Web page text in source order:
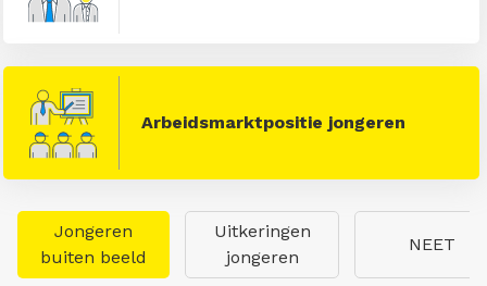
Arbeidsmarktpositie jongeren
Jongeren
buiten beeld
Uitkeringen
jongeren
NEET